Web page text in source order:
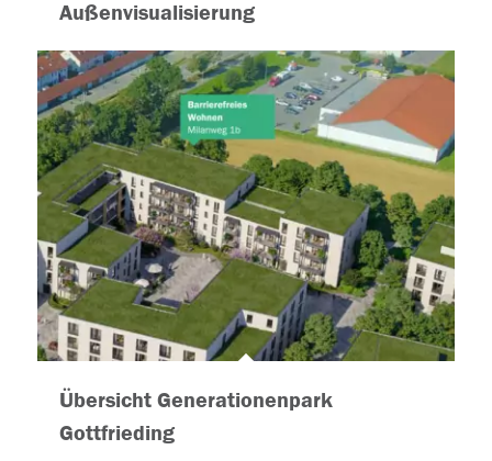
Außenvisualisierung
Übersicht Generationenpark
Gottfrieding